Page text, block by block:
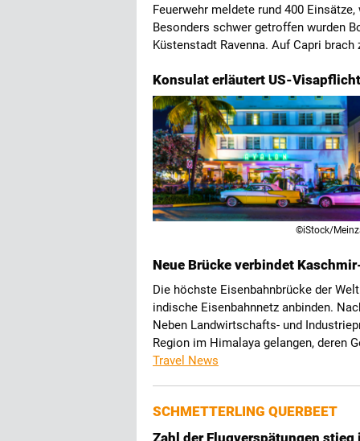
Feuerwehr meldete rund 400
Besonders schwer getroffen wurden
Küstenstadt Ravenna. Auf Capri
Konsulat erläutert US-
©iStock/
Neue Brücke verbindet
Die höchste Eisenbahnbrücke der
indische Eisenbahnnetz anbinden.
Neben Landwirtschafts- und
Region im Himalaya gelangen, deren
Travel News
SCHMETTERLING QUERBEET
Zahl der Flugverspätungen